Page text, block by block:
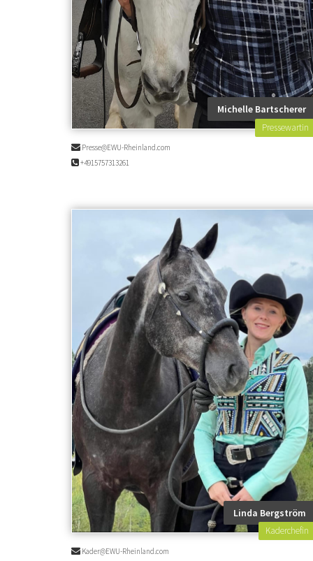
Michelle Bartscherer
Pressewartin
Presse@EWU-Rheinland.com
+4915757313261
Linda Bergström
Kaderchefin
Kader@EWU-Rheinland.com